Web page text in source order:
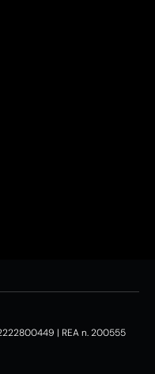
| REA n. 200555